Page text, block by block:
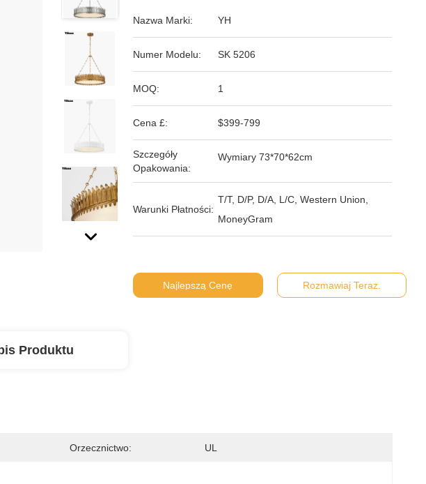
Nazwa Marki: YH
Numer Modelu: SK 5206
MOQ: 1
Cena £: $399-799
Szczegóły
Opakowania:
Wymiary 73*70*62cm
Warunki Płatności:
T/T, D/P, D/A, L/C, Western Union,
MoneyGram
Najlepszą Cenę Rozmawiaj Teraz.
Produktu
Orzecznictwo: UL